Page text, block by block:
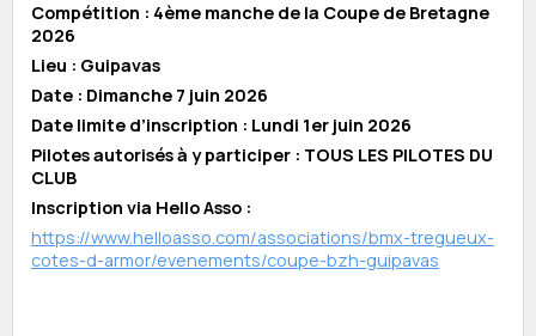
Compétition : 4ème manche de la Coupe de Bretagne
2026
Lieu : Guipavas
Date : Dimanche 7 juin 2026
Date limite d’inscription : Lundi 1er juin 2026
Pilotes autorisés à y participer : TOUS LES PILOTES DU
CLUB
Inscription via Hello Asso :
https://www.helloasso.com/associations/bmx-tregueux-
cotes-d-armor/evenements/coupe-bzh-guipavas